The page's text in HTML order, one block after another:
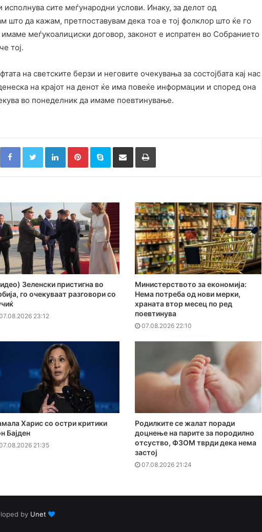
исполнува сите меѓународни услови. Инаку, за делот од
што да кажам, претпоставувам дека тоа е тој фолклор што ќе го
меѓукоалициски договор, законот е испратен во Собранието
тој.
на светските берзи и неговите очекувања за состојбата кај нас
на крајот на денот ќе има повеќе информации и според она
вo понеделник да имаме поевтинување.
FacebookTwitterLinkedInPinterestSkype Сподели преку Е-маил Испринтај
Зеленски пристигна во
го очекуваат разговори со
23:12
Министерството за економија:
Нема потреба од нови мерки,
храната втор месец по ред
поевтинува
07.08.2026 22:10
Харис со остри критики
Бајден
21:35
Родилките се жалат поради
доцнење на парите за породилно
отсуство, ФЗОМ тврди дека нема
застој
07.08.2026 21:24
by Unet